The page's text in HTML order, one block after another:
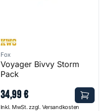
Fox
Voyager Bivvy Storm
Pack
34,99€
Inkl. MwSt. zzgl. Versandkosten